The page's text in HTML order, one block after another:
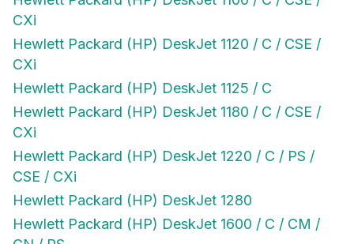
Hewlett Packard (HP) DeskJet 1120 / C / CSE /
Hewlett Packard (HP) DeskJet 1125 / C
Hewlett Packard (HP) DeskJet 1180 / C / CSE /
Hewlett Packard (HP) DeskJet 1220 / C / PS /
CSE / CXi
Hewlett Packard (HP) DeskJet 1280
Hewlett Packard (HP) DeskJet 1600 / C / CM /
CN / PS